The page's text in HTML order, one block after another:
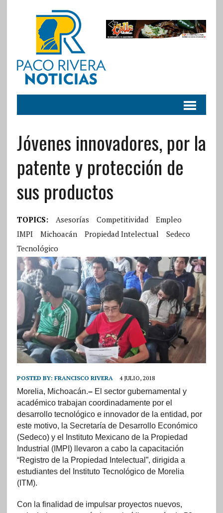
Jóvenes innovadores, por la
patente y protección de
sus productos
TOPICS: Asesorías Competitividad
Empleo
IMPI
Michoacán Propiedad Intelectual
Sedeco
Tecnológico
POSTED BY: FRANCISCO RIVERA 4 JULIO, 2018
Morelia, Michoacán.– El sector gubernamental y
académico trabajan coordinadamente por el
desarrollo tecnológico e innovador de la entidad, por
este motivo, la Secretaría de Desarrollo Económico
(Sedeco) y el Instituto Mexicano de la Propiedad
Industrial (IMPI) llevaron a cabo la capacitación
“Registro de la Propiedad Intelectual”, dirigida a
estudiantes del Instituto Tecnológico de Morelia
(ITM).
Con la finalidad de impulsar proyectos nuevos,